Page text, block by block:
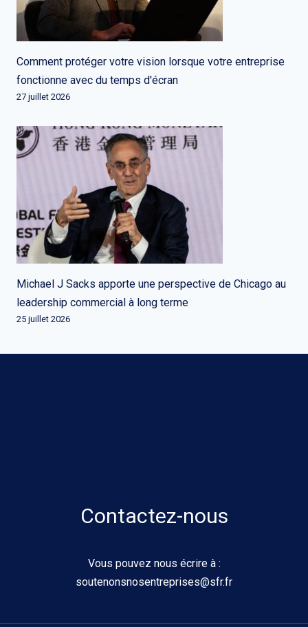
Comment protéger votre vision lorsque votre entreprise
fonctionne avec du temps d'écran
27 juillet 2026
Michael J Sacks apporte une perspective de Chicago au
leadership commercial à long terme
25 juillet 2026
Contactez-nous
Vous pouvez nous écrire à :
soutenonsnosentreprises@sfr.fr